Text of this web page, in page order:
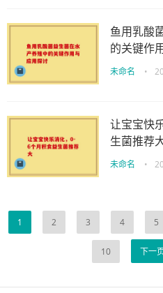
鱼用乳酸
的关键作
未命名 •
让宝宝快
生菌推荐
未命名 •
1 2 3 4 5
10 下一